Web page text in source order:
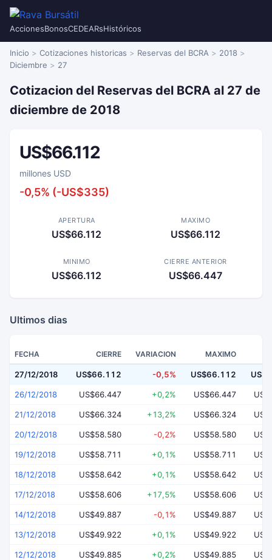
AccionesBonosCEDEARsHistóricos
Inicio Cotizaciones historicas Reservas del BCRA
2018
Diciembre
27
Cotizacion del Reservas del BCRA al 27 de
diciembre de 2018
US$66.112
millones USD
-0,5% (-US$335)
APERTURA
US$66.112
MAXIMO
US$66.112
MINIMO
US$66.112
CIERRE ANTERIOR
US$66.447
Ultimos dias
FECHA CIERRE VARIACION MAXIMO
27/12/2018 US$66.112 -0,5% US$66.112
26/12/2018 US$66.447 +0,2% US$66.447
21/12/2018 US$66.324 +13,2% US$66.324
20/12/2018 US$58.580 -0,2% US$58.580
19/12/2018 US$58.711 +0,1% US$58.711
18/12/2018 US$58.642 +0,1% US$58.642
17/12/2018 US$58.606 +17,5% US$58.606
14/12/2018 US$49.887 -0,1% US$49.887
13/12/2018 US$49.922 +0,1% US$49.922
12/12/2018 US$49.885 +0,2% US$49.885